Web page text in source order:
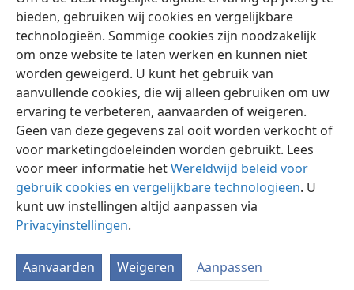
bieden, gebruiken wij cookies en vergelijkbare
technologieën. Sommige cookies zijn noodzakelijk
om onze website te laten werken en kunnen niet
worden geweigerd. U kunt het gebruik van
aanvullende cookies, die wij alleen gebruiken om uw
ervaring te verbeteren, aanvaarden of weigeren.
Geen van deze gegevens zal ooit worden verkocht of
voor marketingdoeleinden worden gebruikt. Lees
voor meer informatie hetWereldwijd beleid voor
gebruik cookies en vergelijkbare technologieën. U
kunt uw instellingen altijd aanpassen via
Privacyinstellingen.
Aanvaarden Weigeren Aanpassen
bouwden hen op+en vertrokken.
Nederlands Delen Instellingen
Copyright © 2026 Watch Tower Bible and Tract Society of Pennsylvania
Gebruiksvoorwaarden Privacybeleid
Privacyinstellingen
JW.ORG
Inloggen